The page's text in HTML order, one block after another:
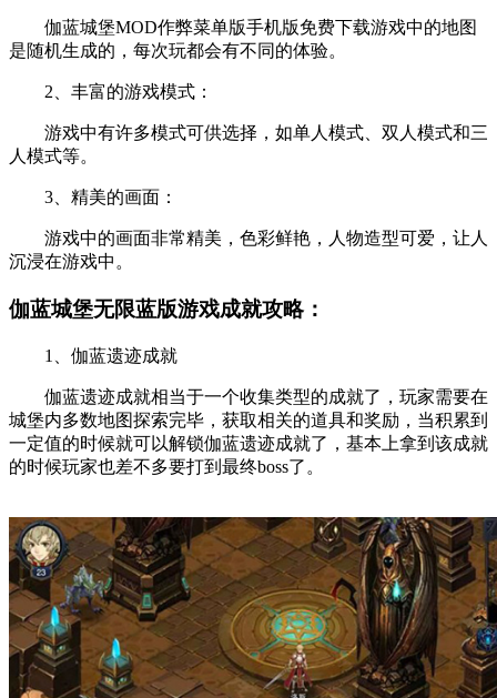
伽蓝城堡MOD作弊菜单版手机版免费下载游戏中的地图
是随机生成的，每次玩都会有不同的体验。
2、丰富的游戏模式：
游戏中有许多模式可供选择，如单人模式、双人模式和三
人模式等。
3、精美的画面：
游戏中的画面非常精美，色彩鲜艳，人物造型可爱，让人
沉浸在游戏中。
伽蓝城堡无限蓝版游戏成就攻略：
1、伽蓝遗迹成就
伽蓝遗迹成就相当于一个收集类型的成就了，玩家需要在
城堡内多数地图探索完毕，获取相关的道具和奖励，当积累到
一定值的时候就可以解锁伽蓝遗迹成就了，基本上拿到该成就
的时候玩家也差不多要打到最终boss了。